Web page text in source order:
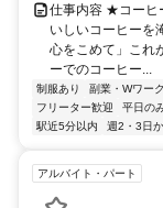
仕事内容 ★コーヒ
いしいコーヒーを
心をこめて」これ
ーでのコーヒー...
制服あり 副業・Wワー
フリーター歓迎
平日の
駅近5分以内
週2・3日
アルバイト・パート